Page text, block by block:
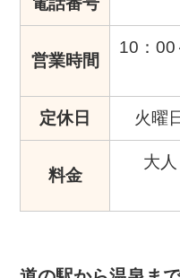
営業時間
10：00
定休日 火曜
料金
大